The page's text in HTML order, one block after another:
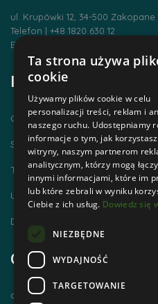
ul. Krupówki 12, 34-500 Zakopane
Telefon | +48 1820 630 12
Email | biuro@zakopanepttk.pl
Informacje
Chodzimy po górach i
Szlaki Tatr Polskich
Tatrzańskie Centrum Szlaków
Ubezpieczenie NNW dla
Dworzec Tatrzański
Godziny otwarcia
czynne od poniedziałku do piątku
Ta strona używa
cookie
Używamy plików cookie w celu
personalizacji treści, reklam i
naszego ruchu. Udostępniamy
informacje o tym, jak
witryny, naszym partnerom
analitycznym, którzy mogą
innymi informacjami, które im
lub które zebrali w wyniku
Ciebie z ich usług. Dowiedz się
NIEZBĘDNE
WYDAJNOŚĆ
TARGETOWANIE